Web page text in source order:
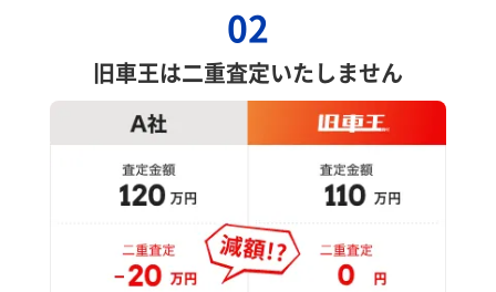
02
旧車王は二重査定いたしません